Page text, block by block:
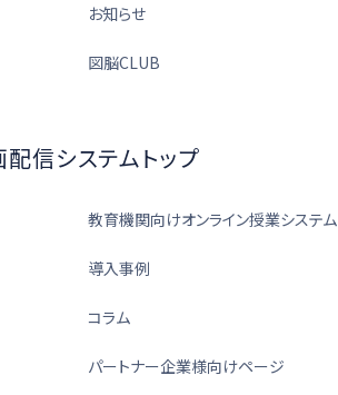
お知らせ
図脳CLUB
信システムトップ
教育機関向けオンライン授業システム
導入事例
コラム
パートナー企業様向けページ